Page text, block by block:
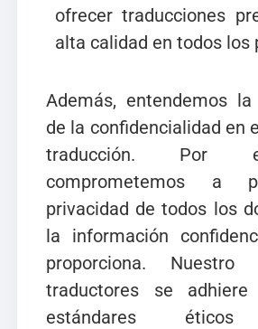
ofrecer traducciones
alta calidad en todos los
Además, entendemos
de la confidencialidad en
traducción. Por
comprometemos a
privacidad de todos los
la información
proporciona.
traductores se
estándares